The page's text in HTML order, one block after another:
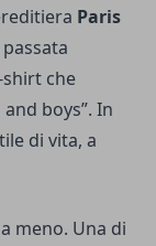
Paris
che
boys”. In
di vita, a
meno. Una di